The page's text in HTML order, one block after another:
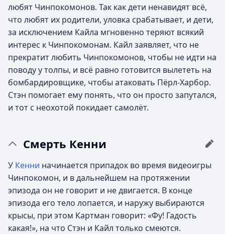
любят Чинпокомонов. Так как дети ненавидят всё,
что любят их родители, уловка срабатывает, и дети,
за исключением Кайла мгновенно теряют всякий
интерес к Чинпокомонам. Кайл заявляет, что не
прекратит любить Чинпокомонов, чтобы не идти на
поводу у толпы, и всё равно готовится вылететь на
бомбардировщике, чтобы атаковать Пёрл-Харбор.
Стэн помогает ему понять, что он просто запутался,
и тот с неохотой покидает самолёт.
Смерть Кенни
У Кенни начинается припадок во время видеоигры
Чинпокомон, и в дальнейшем на протяжении
эпизода он не говорит и не двигается. В конце
эпизода его тело лопается, и наружу выбираются
крысы, при этом Картман говорит: «Фу! Гадость
какая!», на что Стэн и Кайл только смеются.